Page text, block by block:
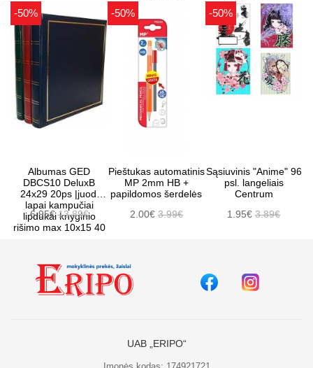
-50%
Albumas GED
DBCS10 DeluxB
24x29 20ps |juodi
lapai kampučiai
lipdukai knyginio
rišimo max 10x15 40
6.95€13.89€
-50%
Pieštukas automatinis
MP 2mm HB +
papildomos šerdelės
2.00€ 3.99€
-50%
Sąsiuvinis "Anime" 96
psl. langeliais
Centrum
1.95€3.89€
UAB „ERIPO“